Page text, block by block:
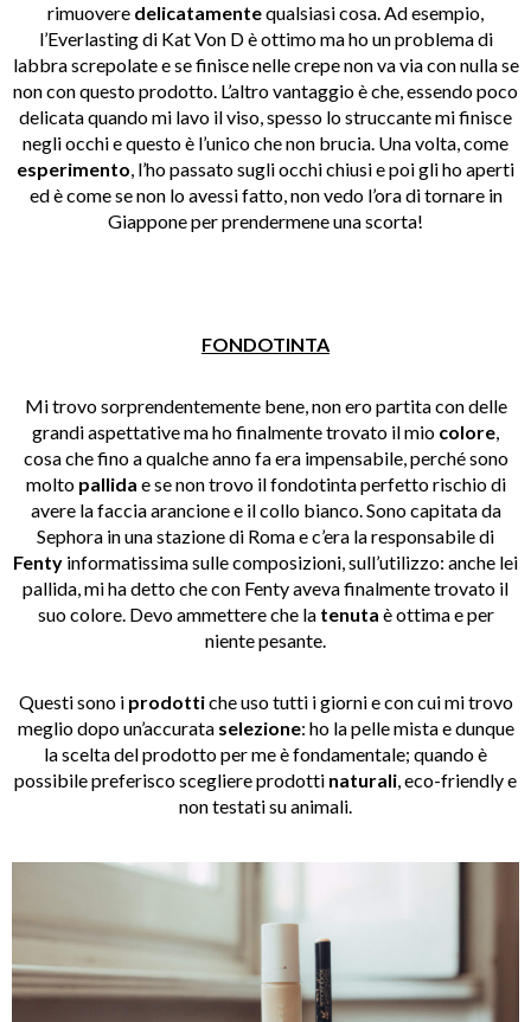
rimuovere delicatamentequalsiasi cosa. Ad esempio,
l’Everlasting di Kat Von D è ottimo ma ho un problema di
labbra screpolate e se finisce nelle crepe non va via con nulla se
non con questo prodotto. L’altro vantaggio è che, essendo poco
delicata quando mi lavo il viso, spesso lo struccante mi finisce
negli occhi e questo è l’unico che non brucia. Una volta, come
esperimento, l’ho passato sugli occhi chiusi e poi gli ho aperti
ed è come se non lo avessi fatto, non vedo l’ora di tornare in
Giappone per prendermene una scorta!
FONDOTINTA
Mi trovo sorprendentemente bene, non ero partita con delle
grandi aspettative ma ho finalmente trovato il mio colore,
cosa che fino a qualche anno fa era impensabile, perché sono
molto pallida e se non trovo il fondotinta perfetto rischio di
avere la faccia arancione e il collo bianco. Sono capitata da
Sephora in una stazione di Roma e c’era la responsabile di
Fenty informatissima sulle composizioni, sull’utilizzo: anche lei
pallida, mi ha detto che con Fenty aveva finalmente trovato il
suo colore. Devo ammettere che la tenuta è ottima e per
niente pesante.
Questi sono i prodottiche uso tutti i giorni e con cui mi trovo
meglio dopo un’accurata selezione: ho la pelle mista e dunque
la scelta del prodotto per me è fondamentale; quando è
possibile preferisco scegliere prodotti naturali, eco-friendly e
non testati su animali.